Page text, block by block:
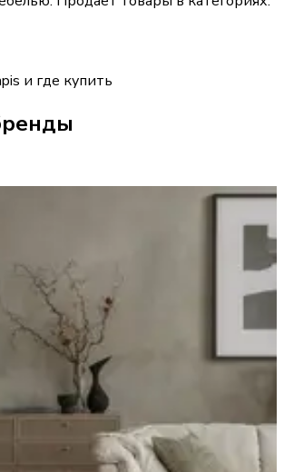
и где купить